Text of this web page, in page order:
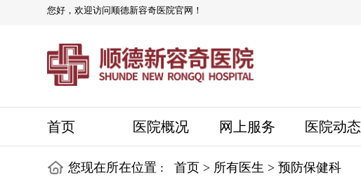
您好，欢迎访问顺德新容奇医院官网！
首页 医院概况 网上服务 医院动态
您现在所在位置 :首页 > 所有医生 >预防保健科